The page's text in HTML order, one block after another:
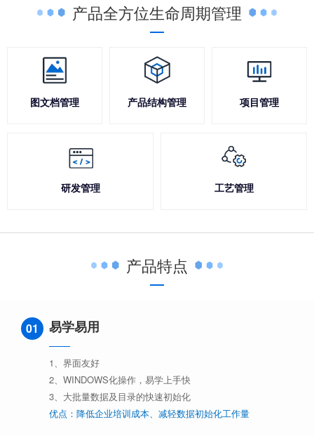
产品全方位生命周期管理
图文档管理 产品结构管理 项目管理
研发管理 工艺管理
产品特点
01 易学易用
1、界面友好
2、WINDOWS化操作，易学上手快
3、大批量数据及目录的快速初始化
优点：降低企业培训成本、减轻数据初始化工作量